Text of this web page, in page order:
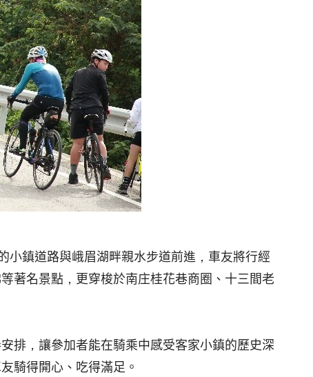
小鎮道路與峨眉湖畔親水步道前進，車友將行經
著名景點，更穿梭於南庄桂花巷商圈、十三間老
排，讓參加者能在騎乘中感受客家小鎮的歷史深
騎得開心、吃得滿足。